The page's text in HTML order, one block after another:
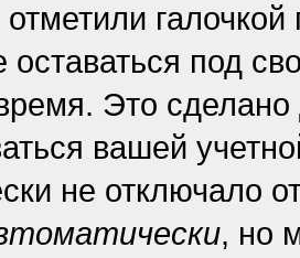
галочкой
оставаться под
Это
вашей
не отключало
, но